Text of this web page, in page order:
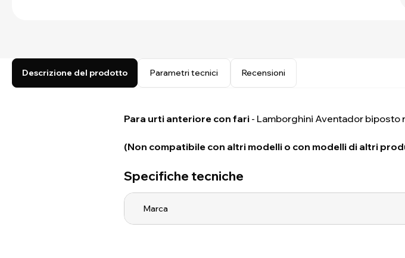
Descrizione del prodotto Parametri tecnici Recensioni
Para urti anteriore con fari - Lamborghini Aventador biposto
(Non compatibile con altri modelli o con modelli di altri
Specifiche tecniche
Marca